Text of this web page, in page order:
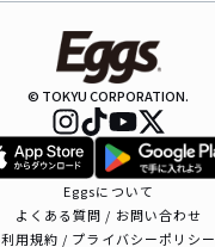
© TOKYU CORPORATION.
Eggsについて
よくある質問 / お問い合わせ
利用規約 / プライバシーポリシー